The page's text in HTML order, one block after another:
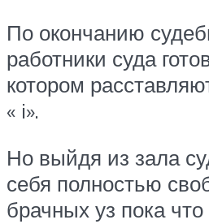
По окончанию
работники суда
котором
« i».
Но выйдя из зала
себя полностью
брачных уз пока что